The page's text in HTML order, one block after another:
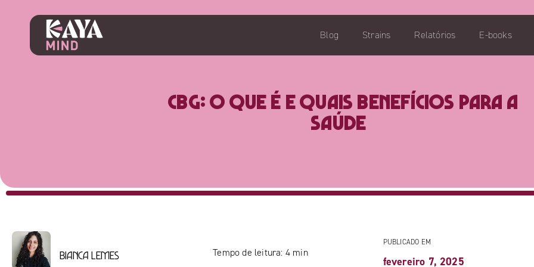
Blog Strains Relatórios E-books
CBG: O que é e quais benefícios para a
saúde
Bianca Lemes Tempo de leitura: 4 min
PUBLICADO EM
fevereiro 7, 2025